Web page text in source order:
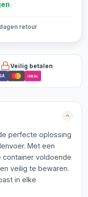
retour
Veilig betalen
iDEAL
perfecte oplossing
Met een
voldoende
veilig te bewaren.
in elke